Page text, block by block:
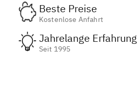
Beste Preise
Kostenlose Anfahrt
Jahrelange Erfahrung
Seit 1995